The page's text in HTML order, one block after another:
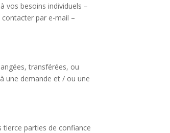
vos besoins individuels –
par e-mail –
transférées, ou
une demande et / ou une
tierce parties de confiance